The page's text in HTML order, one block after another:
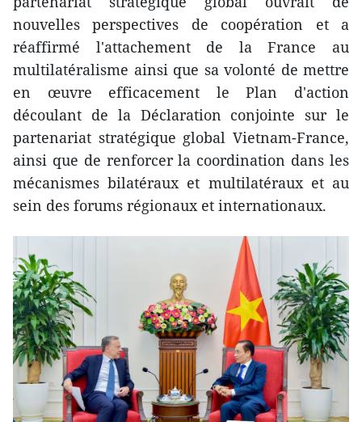
nouvelles perspectives de coopération et a
réaffirmé l'attachement de la France au
multilatéralisme ainsi que sa volonté de mettre
en œuvre efficacement le Plan d'action
découlant de la Déclaration conjointe sur le
partenariat stratégique global Vietnam-France,
ainsi que de renforcer la coordination dans les
mécanismes bilatéraux et multilatéraux et au
sein des forums régionaux et internationaux.